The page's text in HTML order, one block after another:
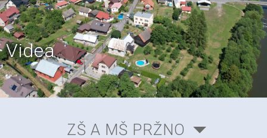
Videa
ZŠ A MŠ PRŽNO